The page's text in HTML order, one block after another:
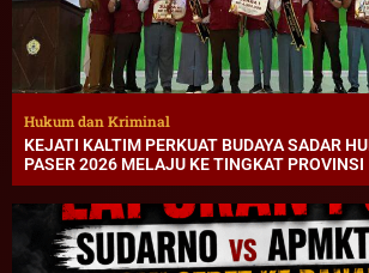
Hukum dan Kriminal
KEJATI KALTIM PERKUAT BUDAYA SADAR
PASER 2026 MELAJU KE TINGKAT PROVINSI